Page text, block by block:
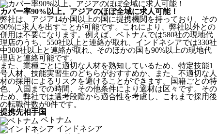
カバー率90%以上。アジアのほぼ全域に求人可能！
弊社は、 アジア14か国以上の国に提携機関を持っており、その
90%に求人を出すことが可能です。これにより、弊社以外との
併用は不要になります。例えば、ベトナムでは580社の現地代
理店のうち、550社以上と連絡が取れ、インドネシアでは330社
中300社以上と連絡が取れ、そのほかの国も90%以上の現地代
理店と連絡可能です。
また、業種ごとに適切な人材を熟知しているため、特定技能1
号人材、技能実習生のどちらがおすすめか、また、不適切な人
材の採用によるリスクを避けることができます。国籍ごとの特
色、入国までの時間、その他条件により適材は区々です。その
ため、弊社では選考段階から適合性を考慮し、これまで採用後
の転職件数が0件です。
提携先相手国
ベトナム
インドネシア